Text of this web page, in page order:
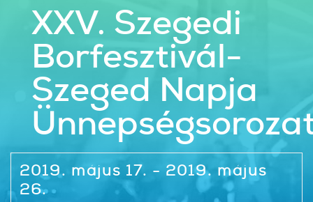
XXV. Szegedi
Borfesztivál-
Szeged Napja
2019. május 17. - 2019. május
26.